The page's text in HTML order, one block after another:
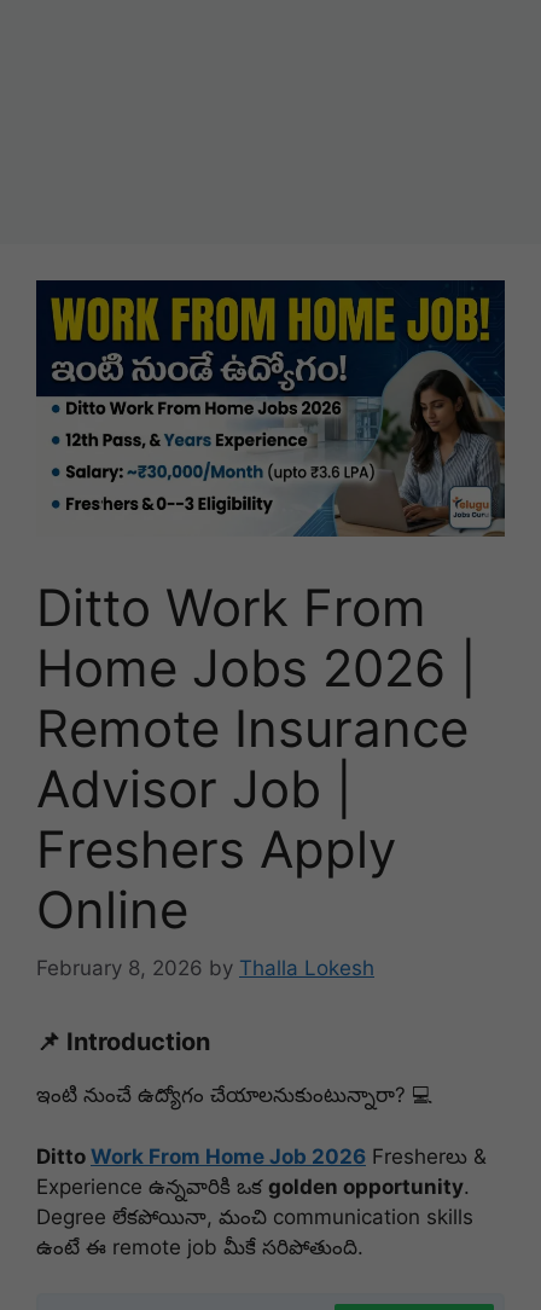
Ditto Work From
Home Jobs 2026 |
Remote Insurance
Advisor Job |
Freshers Apply
Online
February 8, 2026 by Thalla Lokesh
📌 Introduction
ఇంటి నుంచే ఉద్యోగం చేయాలనుకుంటున్నారా? 💻
Ditto Work From Home Job 2026 Fresherలు &
Experience ఉన్నవారికి ఒక golden opportunity.
Degree లేకపోయినా, మంచి communication skills
ఉంటే ఈ remote job మీకే సరిపోతుంది.